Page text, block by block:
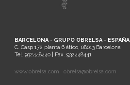
BARCELONA - GRUPO OBRELSA - ESPAÑA
C. Casp 172 planta 6 ático, 08013 Barcelona
Tel. 932448440 | Fax. 932448441
www.obrelsa.com obrelsa@obrelsa.com